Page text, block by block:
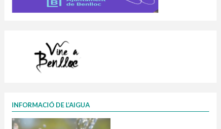
INFORMACIÓ DE L’AIGUA